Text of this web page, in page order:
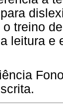
treino
leitura e